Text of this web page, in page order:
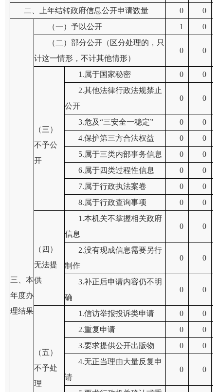
二、上年结转政府信息公开申请数量 0 0
三、本
年度办
理结果
（一）予以公开 1
0
（二）部分公开 （区分处理的，只
计这一情形，不计其他情形）
0 0
（三）
不予公
开
1.属于国家秘密 0
0
2.其他法律行政法规禁止
公开
0 0
3.危及“三安全一稳定” 0
0
4.保护第三方合法权益
0
0
5.属于三类内部事务信息
0
0
6.属于四类过程性信息
0
0
7.属于行政执法案卷
0
0
8.属于行政查询事项
0 0
（四）
无法提
供
1.本机关不掌握相关政府
信息
0 0
2.没有现成信息需要另行
制作
0 0
3.补正后申请内容仍不明
确
0 0
（五）
不予处
理
1.信访举报投诉类申请 0
0
2.重复申请
0
0
3.要求提供公开出版物
0
0
4.无正当理由大量反复申
请
0 0